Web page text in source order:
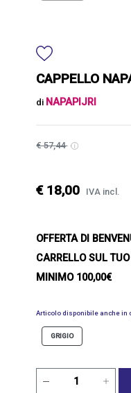
CAPPELLO
di NAPAPIJRI
€ 57,44
€ 18,00 IVA incl.
OFFERTA DI
CARRELLO SUL
MINIMO 100,00€
Articolo disponibile anche in
GRIGIO